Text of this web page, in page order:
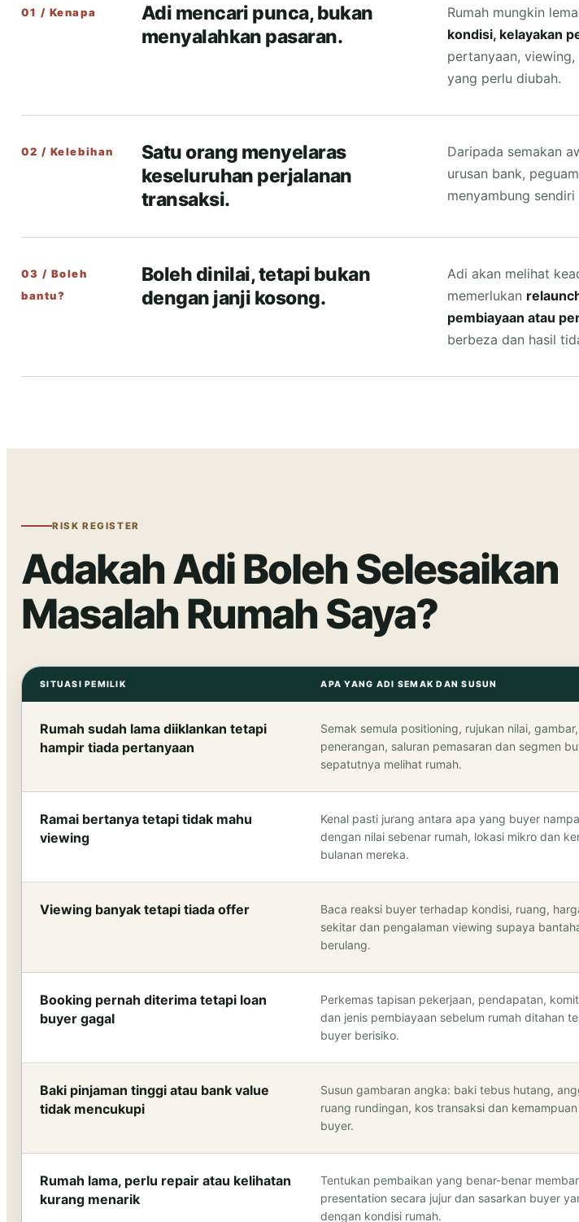
01 / Kenapa
Adi mencari punca, bukan
menyalahkan pasaran.
Rumah mungkin
kondisi, kelayakan
pertanyaan,
yang perlu diubah.
02 / Kelebihan
Satu orang menyelaras
keseluruhan perjalanan
transaksi.
Daripada semakan
urusan bank,
menyambung
03 / Boleh
bantu?
Boleh dinilai, tetapi bukan
dengan janji kosong.
Adi akan melihat
memerlukan
pembiayaan atau
berbeza dan hasil
RISK REGISTER
Adakah Adi Boleh Selesaikan
Masalah Rumah Saya?
SITUASI PEMILIK APA YANG ADI SEMAK DAN SUSUN
Rumah sudah lama diiklankan tetapi
hampir tiada pertanyaan
Semak semula positioning, rujukan nilai,
penerangan, saluran pemasaran dan segmen
sepatutnya melihat rumah.
Ramai bertanya tetapi tidak mahu
viewing
Kenal pasti jurang antara apa yang buyer
dengan nilai sebenar rumah, lokasi mikro dan
bulanan mereka.
Viewing banyak tetapi tiada offer
Baca reaksi buyer terhadap kondisi, ruang,
sekitar dan pengalaman viewing supaya
berulang.
Booking pernah diterima tetapi loan
buyer gagal
Perkemas tapisan pekerjaan, pendapatan,
dan jenis pembiayaan sebelum rumah ditahan
buyer berisiko.
Baki pinjaman tinggi atau bank value
tidak mencukupi
Susun gambaran angka: baki tebus hutang,
ruang rundingan, kos transaksi dan
buyer.
Rumah lama, perlu repair atau kelihatan
kurang menarik
Tentukan pembaikan yang benar-benar
presentation secara jujur dan sasarkan buyer
dengan kondisi rumah.